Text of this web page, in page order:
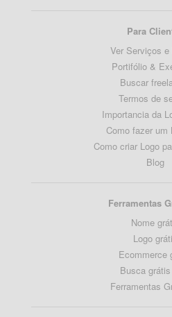
Para
Ver Serviços e
Portifólio &
Buscar
Termos de
Importancia da
Como fazer um
Como criar Logo
Blog
Ferramentas
Nome
Logo
Ecommerce
Busca
Ferramentas